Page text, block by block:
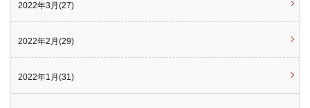
2022年3月(27)
2022年2月(29)
2022年1月(31)